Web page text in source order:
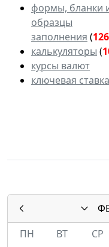
формы, бланки
образцы
заполнения (
калькуляторы (
курсы валют
ключевая ставка
ПН
ВТ СР